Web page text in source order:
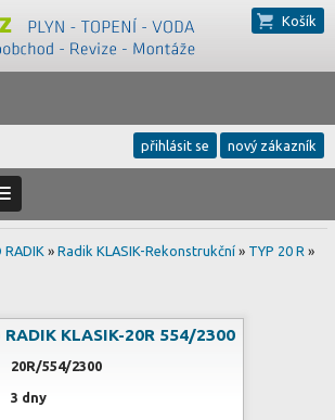
Košík
přihlásit se nový zákazník
RADIK » Radik KLASIK-Rekonstrukční » TYP 20 R »
KLASIK-20R 554/2300
20R/554/2300
3 dny